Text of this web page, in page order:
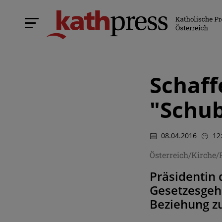
08.04.2016
Österreich/
Präsidentin
Beziehung